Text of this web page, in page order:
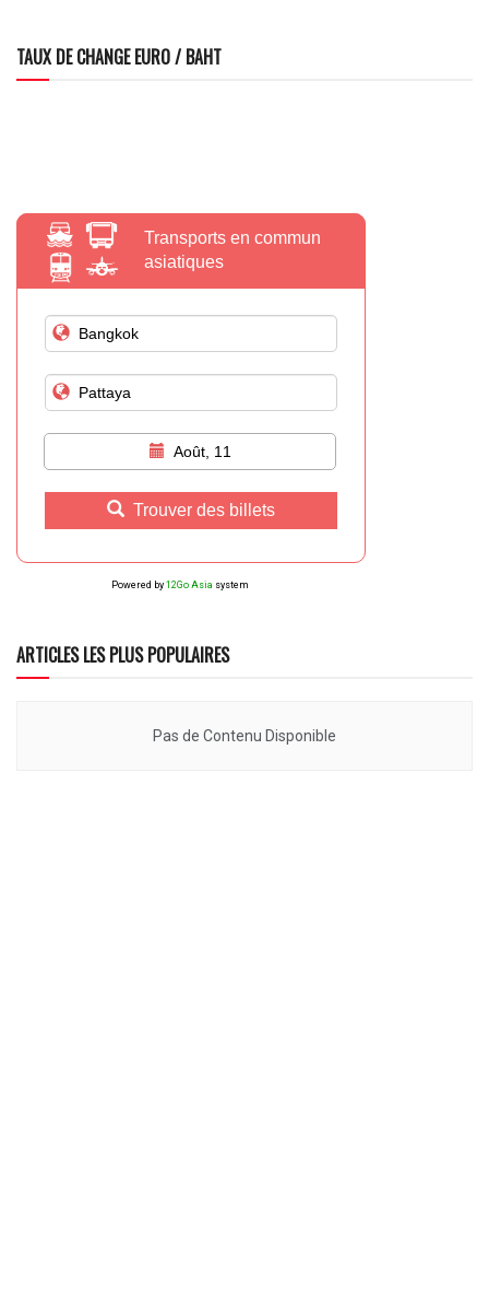
TAUX DE CHANGE EURO / BAHT
Transports en commun
asiatiques
Août, 11
Trouver des billets
Powered by 12Go Asia system
ARTICLES LES PLUS POPULAIRES
Pas de Contenu Disponible